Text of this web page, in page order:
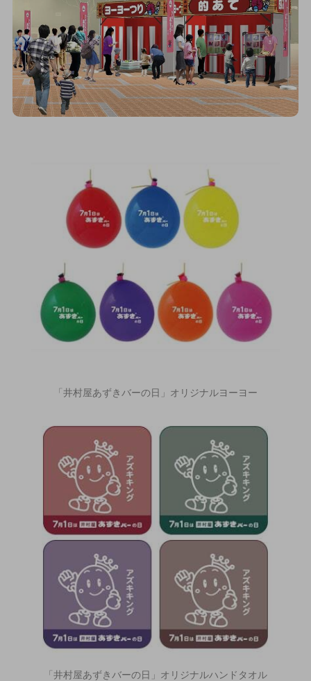
「井村屋あずきバーの日」オリジナルヨーヨー
「井村屋あずきバーの日」オリジナルハンドタオル